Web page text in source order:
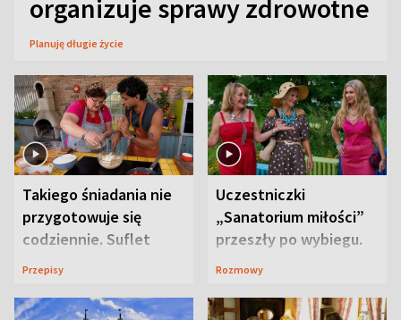
organizuje sprawy zdrowotne
Planuję długie życie
Takiego śniadania nie
przygotowuje się
codziennie. Suflet
serowy zachwyca
Przepisy
Uczestniczki
„Sanatorium miłości”
przeszły po wybiegu.
Te stylizacje
Rozmowy